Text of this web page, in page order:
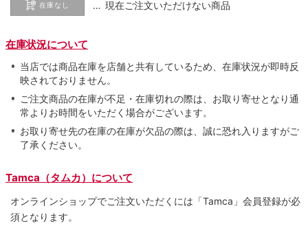
在庫なし … 現在ご注文いただけない商品
在庫状況について
当店では商品在庫を店舗と共有しているため、在庫状況が即時反
映されておりません。
ご注文商品の在庫が不足・在庫切れの際は、お取り寄せとなり通
常よりお時間をいただく場合がございます。
お取り寄せ先の在庫の在庫が欠品の際は、誠に恐れ入りますがご
了承ください。
Tamca（タムカ）について
オンラインショップでご注⽂いただくには「Tamca」会員登録が必
須となります。